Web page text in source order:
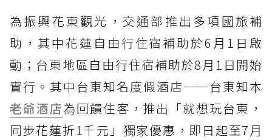
為振興花東觀光，交通部推出多項國旅補
助，其中花蓮自由行住宿補助於6月1日啟
動；台東地區自由行住宿補助於8月1日開始
實行。其中台東知名度假酒店──台東知本
老爺酒店為回饋住客，推出「就想玩台東，
同步花蓮折1千元」獨家優惠，即日起至7月